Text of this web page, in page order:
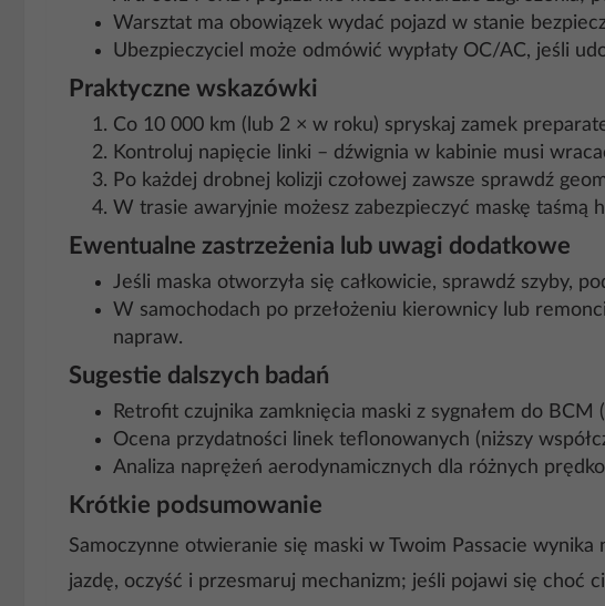
Warsztat ma obowiązek wydać pojazd w stanie
Ubezpieczyciel może odmówić wypłaty OC/AC, jeśli
Praktyczne wskazówki
Co 10 000 km (lub 2 × w roku) spryskaj zamek
Kontroluj napięcie linki – dźwignia w kabinie musi
Po każdej drobnej kolizji czołowej zawsze sprawdź
W trasie awaryjnie możesz zabezpieczyć maskę taśmą
Ewentualne zastrzeżenia lub uwagi dodatkowe
Jeśli maska otworzyła się całkowicie, sprawdź szyby,
W samochodach po przełożeniu kierownicy lub
napraw.
Sugestie dalszych badań
Retrofit czujnika zamknięcia maski z sygnałem do BCM
Ocena przydatności linek teflonowanych (niższy
Analiza naprężeń aerodynamicznych dla różnych
Krótkie podsumowanie
Samoczynne otwieranie się maski w Twoim Passacie
jazdę, oczyść i przesmaruj mechanizm; jeśli pojawi się choć